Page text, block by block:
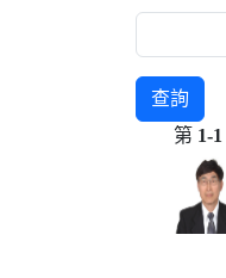
查詢
第 1-1